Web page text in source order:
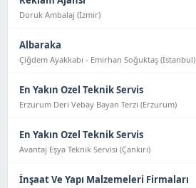
Doruk Ambalaj (İzmir)
Albaraka
Çiğdem Ayakkabı - Emirhan Soğuktaş (İstanbul)
En Yakın Ozel Teknik Servis
Erzurum Deri Vebay Bayan Terzi (Erzurum)
En Yakın Ozel Teknik Servis
Avantaj Eşya Tekni̇k Servi̇si̇ (Çankırı)
İnşaat Ve Yapı Malzemeleri Firmaları